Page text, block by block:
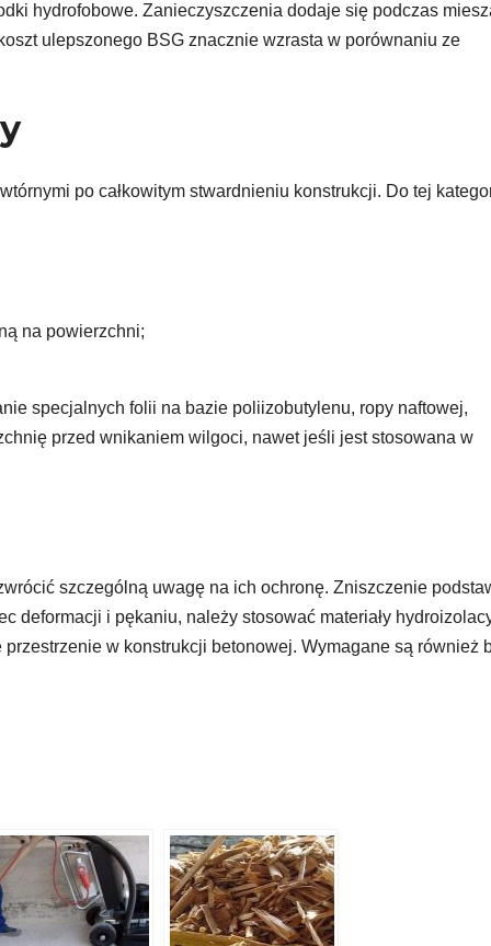
hydrofobowe. Zanieczyszczenia dodaje się podczas
ulepszonego BSG znacznie wzrasta w porównaniu ze
po całkowitym stwardnieniu konstrukcji. Do tej
na powierzchni;
specjalnych folii na bazie poliizobutylenu, ropy naftowej,
przed wnikaniem wilgoci, nawet jeśli jest stosowana w
szczególną uwagę na ich ochronę. Zniszczenie
deformacji i pękaniu, należy stosować materiały
w konstrukcji betonowej. Wymagane są również